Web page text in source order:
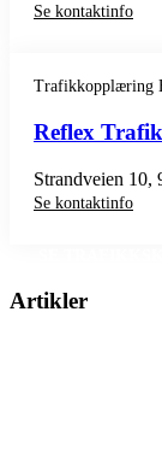
Se kontaktinfo
Trafikkopplæring
Reflex
Strandveien 10,
Se kontaktinfo
Artikler